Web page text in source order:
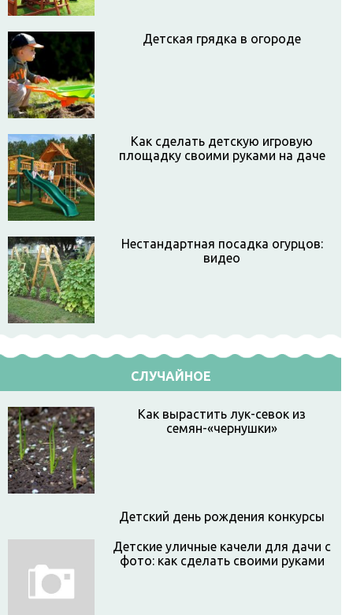
Детская грядка в огороде
Как сделать детскую игровую
площадку своими руками на даче
Нестандартная посадка огурцов:
видео
СЛУЧАЙНОЕ
Как вырастить лук-севок из
семян-«чернушки»
Детский день рождения конкурсы
Детские уличные качели для дачи с
фото: как сделать своими руками